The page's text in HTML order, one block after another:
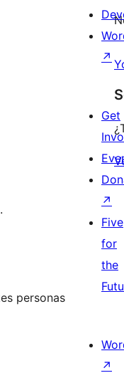
personas
↗
Get
↗
Five
for
the
↗